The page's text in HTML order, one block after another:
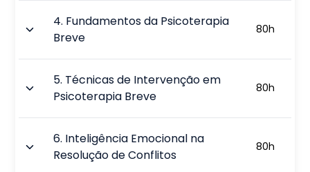
4. Fundamentos da Psicoterapia
Breve
80h
5. Técnicas de Intervenção em
Psicoterapia Breve
80h
6. Inteligência Emocional na
Resolução de Conflitos
80h